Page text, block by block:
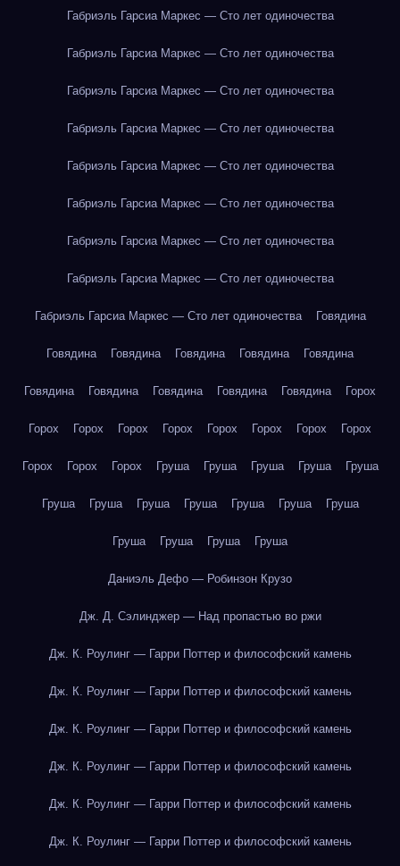
Габриэль Гарсиа Маркес — Сто лет одиночества
Габриэль Гарсиа Маркес — Сто лет одиночества
Габриэль Гарсиа Маркес — Сто лет одиночества
Габриэль Гарсиа Маркес — Сто лет одиночества
Габриэль Гарсиа Маркес — Сто лет одиночества
Габриэль Гарсиа Маркес — Сто лет одиночества
Габриэль Гарсиа Маркес — Сто лет одиночества
Габриэль Гарсиа Маркес — Сто лет одиночества
Габриэль Гарсиа Маркес — Сто лет одиночества Говядина
Говядина Говядина Говядина Говядина Говядина
Говядина Говядина Говядина Говядина Говядина Горох
Горох Горох Горох Горох Горох Горох Горох Горох
Горох Горох Горох Груша Груша Груша Груша Груша
Груша Груша Груша Груша Груша Груша Груша
Груша Груша Груша Груша
Даниэль Дефо — Робинзон Крузо
Дж. Д. Сэлинджер — Над пропастью во ржи
Дж. К. Роулинг — Гарри Поттер и философский камень
Дж. К. Роулинг — Гарри Поттер и философский камень
Дж. К. Роулинг — Гарри Поттер и философский камень
Дж. К. Роулинг — Гарри Поттер и философский камень
Дж. К. Роулинг — Гарри Поттер и философский камень
Дж. К. Роулинг — Гарри Поттер и философский камень